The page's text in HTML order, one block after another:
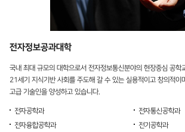
전자정보공과대학
국내 최대 규모의 대학으로서 전자정보통신분야의 현장중심 공학
21세기 지식기반 사회를 주도해 갈 수 있는 실용적이고 창의적이
고급 기술인을 양성하고 있습니다.
전자공학과
전자통신공학과
전자융합공학과
전기공학과